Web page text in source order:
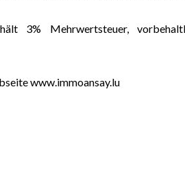
3% Mehrwertsteuer,
www.immoansay.lu